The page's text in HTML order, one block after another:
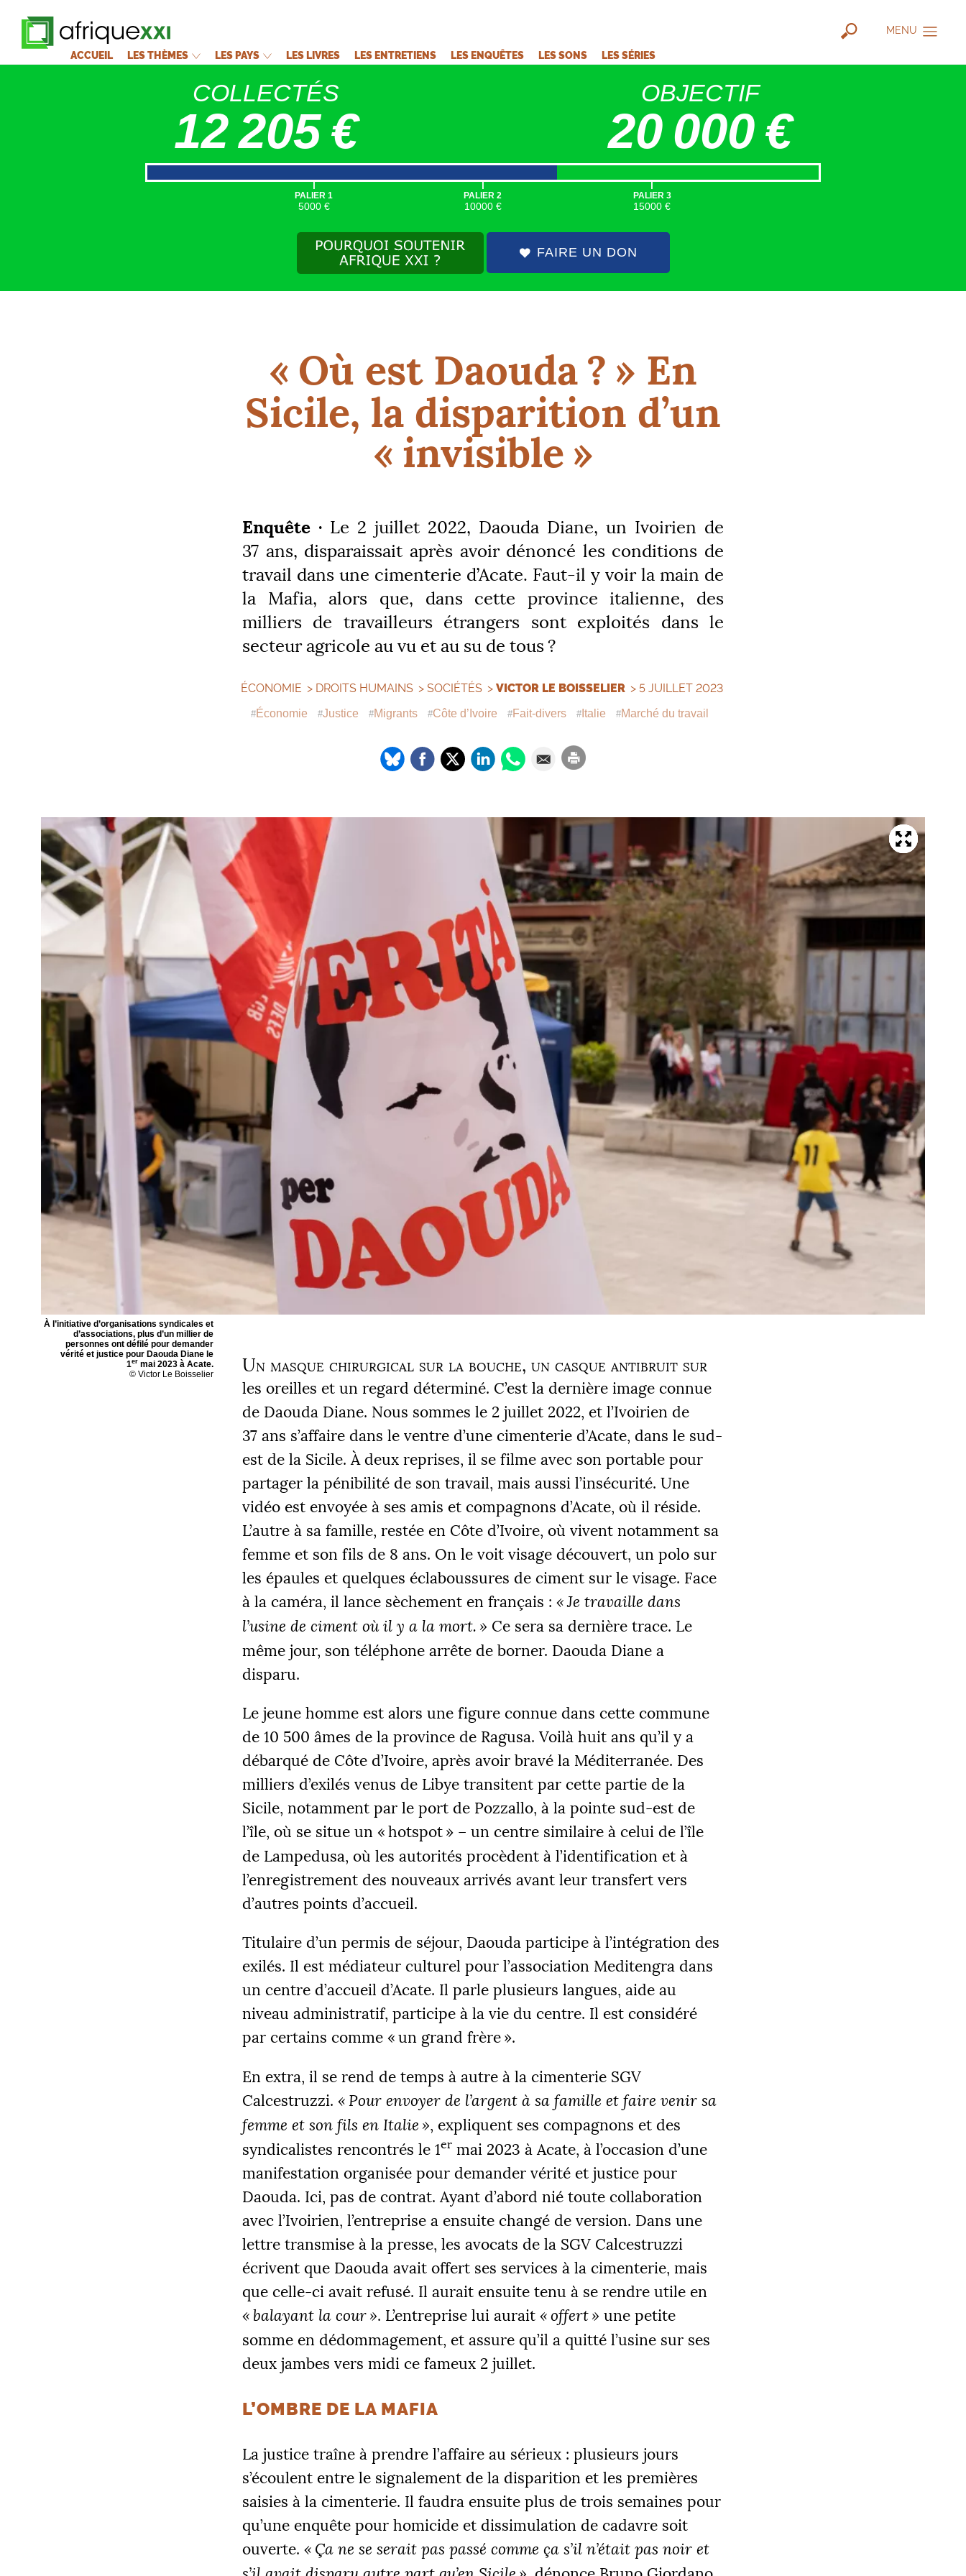
MENU
ACCUEIL LES THÈMES LES PAYS LES LIVRES LES ENTRETIENS LES ENQUÊTES LES SONS LES SÉRIES
COLLECTÉS
12 205 €
OBJECTIF
20 000 €
|
PALIER 1
5000 €
|
PALIER 2
10000 €
|
PALIER 3
15000 €
FAIRE UN DON
« Où est Daouda ? » En
Sicile, la disparition d’un
« invisible »
Enquête · Le 2 juillet 2022, Daouda Diane, un Ivoirien de
37 ans, disparaissait après avoir dénoncé les conditions de
travail dans une cimenterie d’Acate. Faut-il y voir la main de
la Mafia, alors que, dans cette province italienne, des
milliers de travailleurs étrangers sont exploités dans le
secteur agricole au vu et au su de tous?
ÉCONOMIE > DROITS HUMAINS > SOCIÉTÉS >VICTOR LE BOISSELIER > 5 JUILLET 2023
Économie Justice Migrants Côte d’Ivoire Fait-divers Italie Marché du travail
À l’initiative d’organisations syndicales et
d’associations, plus d’un millier de
personnes ont défilé pour demander
vérité et justice pour Daouda Diane le
1er mai 2023 à Acate.
© Victor Le Boisselier
Un masque chirurgical sur la bouche, un casque antibruit sur
les oreilles et un regard déterminé. C’est la dernière image connue
de Daouda Diane. Nous sommes le 2 juillet 2022, et l’Ivoirien de
37 ans s’affaire dans le ventre d’une cimenterie d’Acate, dans le sud-
est de la Sicile. À deux reprises, il se filme avec son portable pour
partager la pénibilité de son travail, mais aussi l’insécurité. Une
vidéo est envoyée à ses amis et compagnons d’Acate, où il réside.
L’autre à sa famille, restée en Côte d’Ivoire, où vivent notamment sa
femme et son fils de 8 ans. On le voit visage découvert, un polo sur
les épaules et quelques éclaboussures de ciment sur le visage. Face
à la caméra, il lance sèchement en français : «Je travaille dans
l’usine de ciment où il y a la mort. » Ce sera sa dernière trace. Le
même jour, son téléphone arrête de borner. Daouda Diane a
disparu.
Le jeune homme est alors une figure connue dans cette commune
de 10 500 âmes de la province de Ragusa. Voilà huit ans qu’il y a
débarqué de Côte d’Ivoire, après avoir bravé la Méditerranée. Des
milliers d’exilés venus de Libye transitent par cette partie de la
Sicile, notamment par le port de Pozzallo, à la pointe sud-est de
l’île, où se situe un «hotspot» – un centre similaire à celui de l’île
de Lampedusa, où les autorités procèdent à l’identification et à
l’enregistrement des nouveaux arrivés avant leur transfert vers
d’autres points d’accueil.
Titulaire d’un permis de séjour, Daouda participe à l’intégration des
exilés. Il est médiateur culturel pour l’association Meditengra dans
un centre d’accueil d’Acate. Il parle plusieurs langues, aide au
niveau administratif, participe à la vie du centre. Il est considéré
par certains comme «un grand frère».
En extra, il se rend de temps à autre à la cimenterie SGV
Calcestruzzi. «Pour envoyer de l’argent à sa famille et faire venir sa
femme et son fils en Italie », expliquent ses compagnons et des
syndicalistes rencontrés le 1er mai 2023 à Acate, à l’occasion d’une
manifestation organisée pour demander vérité et justice pour
Daouda. Ici, pas de contrat. Ayant d’abord nié toute collaboration
avec l’Ivoirien, l’entreprise a ensuite changé de version. Dans une
lettre transmise à la presse, les avocats de la SGV Calcestruzzi
écrivent que Daouda avait offert ses services à la cimenterie, mais
que celle-ci avait refusé. Il aurait ensuite tenu à se rendre utile en
«balayant la cour». L’entreprise lui aurait «offert» une petite
somme en dédommagement, et assure qu’il a quitté l’usine sur ses
deux jambes vers midi ce fameux 2 juillet.
L’OMBRE DE LA MAFIA
La justice traîne à prendre l’affaire au sérieux : plusieurs jours
s’écoulent entre le signalement de la disparition et les premières
saisies à la cimenterie. Il faudra ensuite plus de trois semaines pour
qu’une enquête pour homicide et dissimulation de cadavre soit
ouverte. « Ça ne se serait pas passé comme ça s’il n’était pas noir et
COLLECTÉS
12 205 €
OBJECTIF
20 000 €
PALIER 1 PALIER 2
|
PALIER 3